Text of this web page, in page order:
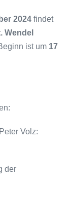
2024 findet
Wendel
ist um 17
Volz:
der